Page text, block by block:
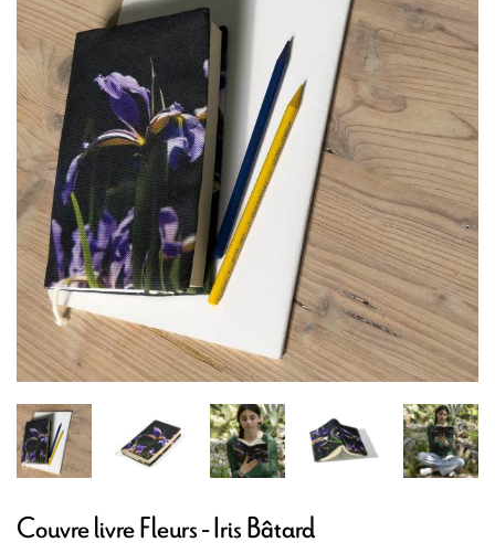
Couvre livre Fleurs - Iris Bâtard